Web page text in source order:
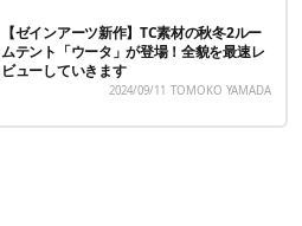
【ゼインアーツ新作】TC素材の秋冬2ルー
ムテント「ウータ」が登場！全貌を最速レ
ビューしていきます
2024/09/11 TOMOKO YAMADA